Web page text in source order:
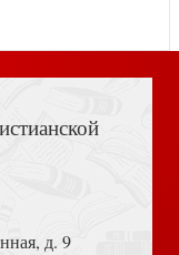
и Запад.
д. 9